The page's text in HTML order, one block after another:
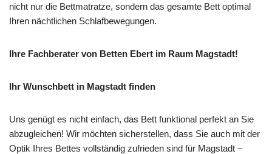
nicht nur die Bettmatratze, sondern das gesamte Bett optimal
Ihren nächtlichen Schlafbewegungen.
Ihre Fachberater von Betten Ebert im Raum Magstadt!
Ihr Wunschbett in Magstadt finden
Uns genügt es nicht einfach, das Bett funktional perfekt an Sie
abzugleichen! Wir möchten sicherstellen, dass Sie auch mit der
Optik Ihres Bettes vollständig zufrieden sind für Magstadt –